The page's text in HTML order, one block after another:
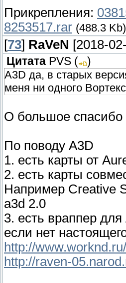
Прикрепления:
8253517.rar (488.3 Kb)
[73] RaVeN [2018-
Цитата PVS (
)
A3D да, в старых
меня ни одного
О большое спасибо
По поводу A3D
1. есть карты от
2. есть карты
Например Creative
a3d 2.0
3. есть враппер
если нет
http://www.worknd.ru/
http://raven-